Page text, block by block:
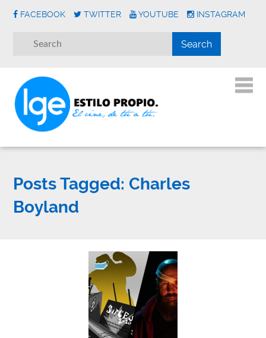
FACEBOOK TWITTER YOUTUBE INSTAGRAM
Posts Tagged: Charles
Boyland